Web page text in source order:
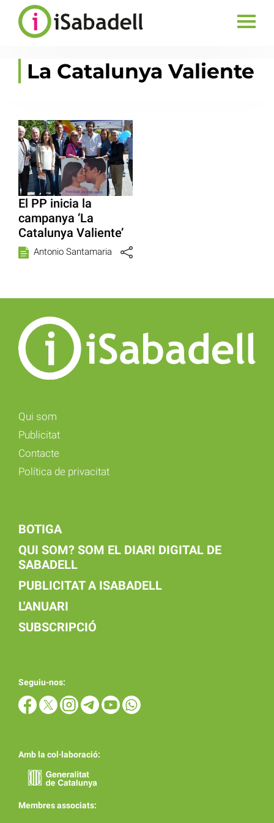
La Catalunya Valiente
El PP inicia la
campanya ‘La
Catalunya Valiente’
Antonio Santamaria
Qui som
Publicitat
Contacte
Política de privacitat
BOTIGA
QUI SOM? SOM EL DIARI DIGITAL DE
SABADELL
PUBLICITAT A ISABADELL
L'ANUARI
SUBSCRIPCIÓ
Seguiu-nos:
Amb la col·laboració:
Membres associats: